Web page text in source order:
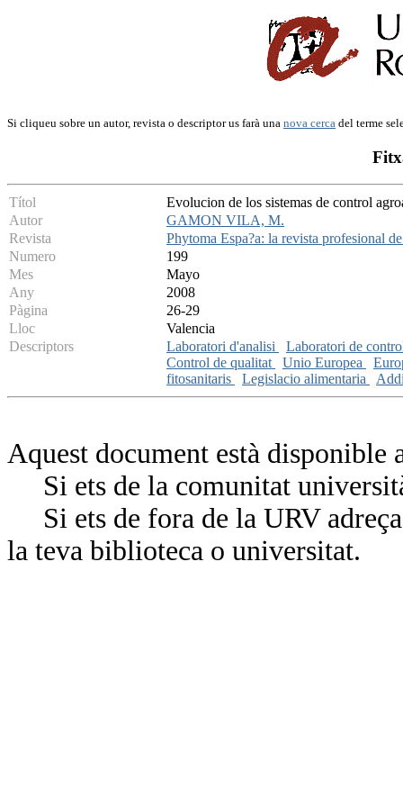
Si cliqueu sobre un autor, revista o descriptor us farà una nova cerca del terme
Títol
Evolucion de los sistemas de control
Autor
GAMON VILA, M.
Revista
Phytoma Espa?a: la revista profesional
Numero
199
Mes
Mayo
Any
2008
Pàgina
26-29
Lloc
Valencia
Descriptors
Laboratori d'analisi
Laboratori de
Control de qualitat
Unio Europea
fitosanitaris
Legislacio alimentaria
Aquest document està
Si ets de la comunitat
Si ets de fora de la URV
la teva biblioteca o universitat.